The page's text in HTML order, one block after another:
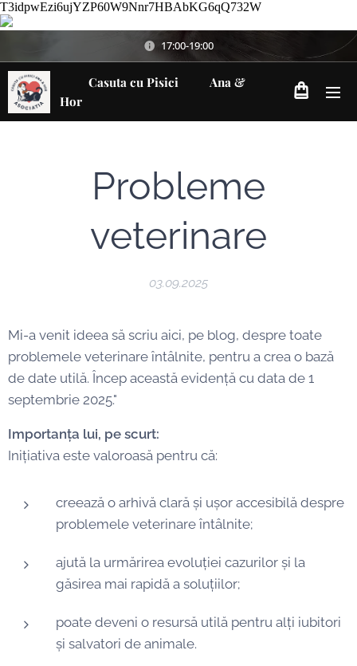
T3idpwEzi6ujYZP60W9Nnr7HBAbKG6qQ732W
17:00-19:00
Casuta cu Pisici Ana &
Hor
Probleme
veterinare
03.09.2025
Mi-a venit ideea să scriu aici, pe blog, despre toate
problemele veterinare întâlnite, pentru a crea o bază
de date utilă. Încep această evidență cu data de 1
septembrie 2025."
Importanța lui, pe scurt:
Inițiativa este valoroasă pentru că:
creează o arhivă clară și ușor accesibilă despre
problemele veterinare întâlnite;
ajută la urmărirea evoluției cazurilor și la
găsirea mai rapidă a soluțiilor;
poate deveni o resursă utilă pentru alți iubitori
și salvatori de animale.